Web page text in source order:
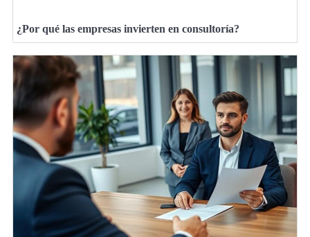
¿Por qué las empresas invierten en consultoría?